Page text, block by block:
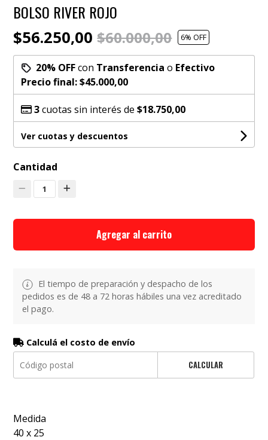
BOLSO RIVER ROJO
$56.250,00$60.000,00 6% OFF
20% OFFcon Transferencia o Efectivo
Precio final:$45.000,00
3cuotas sin interés de$18.750,00
Ver cuotas y descuentos
Cantidad
1
Agregar al carrito
El tiempo de preparación y despacho de los
pedidos es de 48 a 72 horas hábiles una vez acreditado
el pago.
Calculá el costo de envío
CALCULAR
Medida
40 x 25